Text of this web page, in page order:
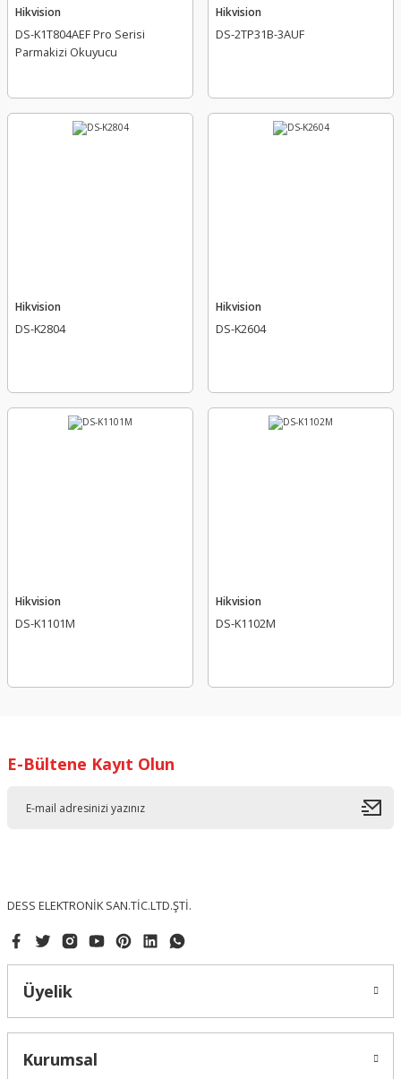
Hikvision
DS-K1T804AEF Pro Serisi
Parmakizi Okuyucu
Hikvision
DS-2TP31B-3AUF
Hikvision
DS-K2804
Hikvision
DS-K2604
Hikvision
DS-K1101M
Hikvision
DS-K1102M
E-Bültene Kayıt Olun
DESS ELEKTRONİK SAN.TİC.LTD.ŞTİ.
Üyelik
Kurumsal